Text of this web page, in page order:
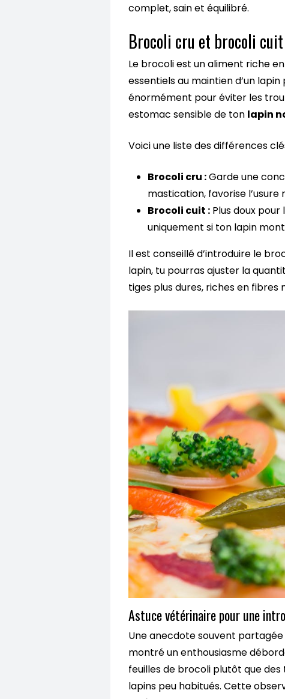
complet, sain et équilibré.
Brocoli cru et brocoli
Le brocoli est un aliment riche
essentiels au maintien d’un
énormément pour éviter les
estomac sensible de ton lapin
Voici une liste des différences
Brocoli cru :Garde une
mastication, favorise
Brocoli cuit : Plus doux
uniquement si ton lapin
Il est conseillé d’introduire le
lapin, tu pourras ajuster la
tiges plus dures, riches en fibres
Astuce vétérinaire pour une
Une anecdote souvent partagée
montré un enthousiasme
feuilles de brocoli plutôt que
lapins peu habitués. Cette